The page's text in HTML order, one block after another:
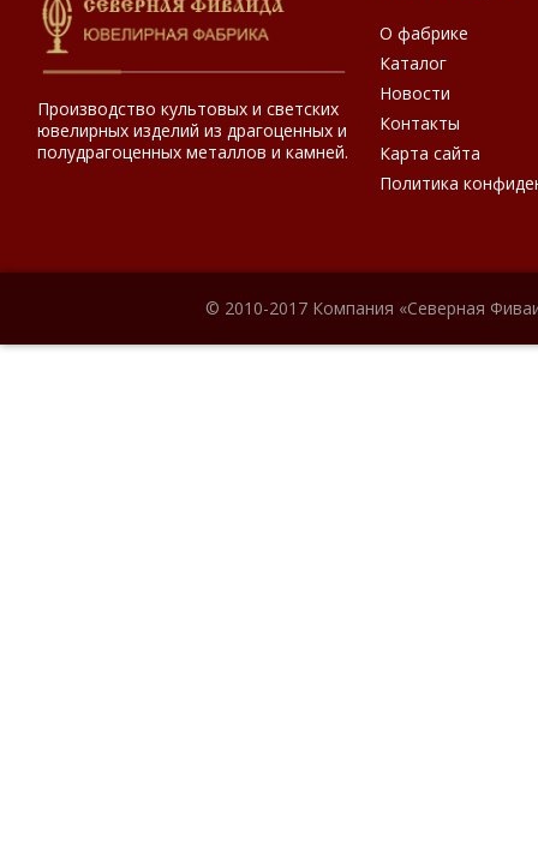
Производство культовых и светских
ювелирных изделий из драгоценных и
полудрагоценных металлов и камней.
О фабрике
Каталог
Новости
Контакты
Карта сайта
Политика
© 2010-2017 Компания «Северная